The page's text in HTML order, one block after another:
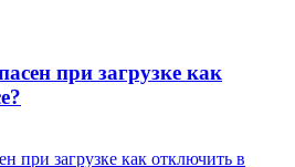
при загрузке как